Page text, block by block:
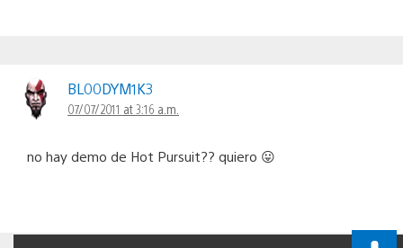
BL00DYM1K3
07/07/2011 at 3:16 a.m.
no hay demo de Hot Pursuit?? quiero 😛